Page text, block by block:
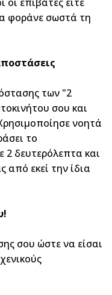
φοράνε σωστά τη
των "2
σου και
νοητά
το
δευτερόλεπτα και
από εκεί την ίδια
σου ώστε να είσαι